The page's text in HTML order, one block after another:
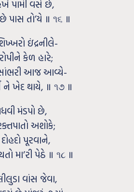
પામી વસે છે,
પાસ તો’યે ॥ ૧૬ ॥
ઇંદ્રનીલે-
કેળ હારે;
સાંભરી આજ આવ્યે-
ને ખેદ થાયે, ॥ ૧૭ ॥
મંડપો છે,
અશોકે;
પૂરવાને,
મા’રી પેઠે ॥ ૧૮ ॥
વાંસ જેવા,